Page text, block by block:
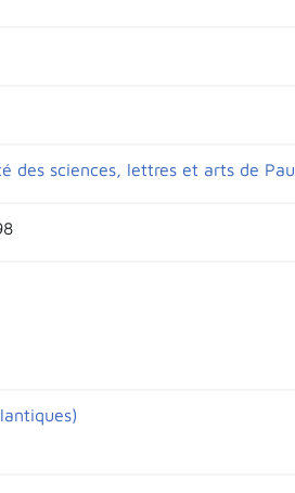
des sciences, lettres et arts de Pau